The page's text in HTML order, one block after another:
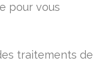
pour vous
traitements de